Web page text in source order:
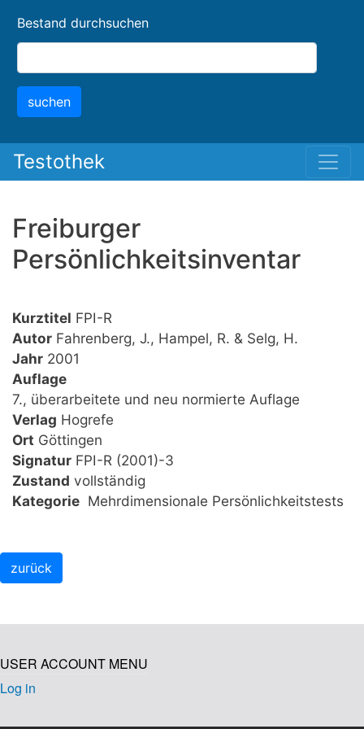
content
Bestand durchsuchen
suchen
Testothek
Freiburger
Persönlichkeitsinventar
Kurztitel FPI-R
Autor Fahrenberg, J., Hampel, R. & Selg, H.
Jahr 2001
Auflage
7., überarbeitete und neu normierte Auflage
Verlag Hogrefe
Ort Göttingen
Signatur FPI-R (2001)-3
Zustand vollständig
Kategorie Mehrdimensionale Persönlichkeitstests
USER ACCOUNT MENU
Log in